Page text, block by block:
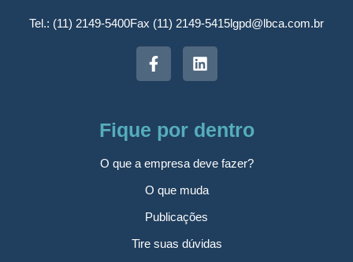
Tel.: (11) 2149-5400Fax (11) 2149-5415lgpd@lbca.com.br
Fique por dentro
O que a empresa deve fazer?
O que muda
Publicações
Tire suas dúvidas